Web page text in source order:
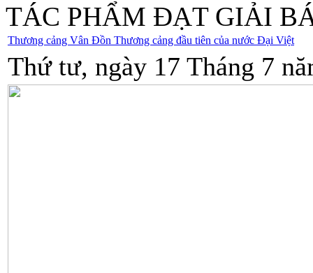
TÁC PHẨM ĐẠT GIẢI
Thương cảng Vân Đồn Thương cảng đầu tiên của nước Đại Việt
Thứ tư, ngày 17 Tháng 7